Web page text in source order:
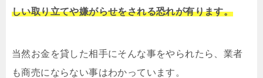
しい取り立てや嫌がらせをされる恐れが有ります。
当然お金を貸した相手にそんな事をやられたら、業者
も商売にならない事はわかっています。